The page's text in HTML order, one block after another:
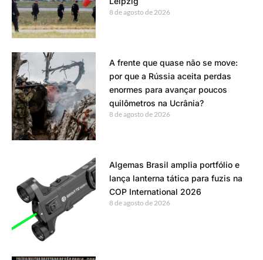
8 de agosto de 2026
A frente que quase não se move:
por que a Rússia aceita perdas
enormes para avançar poucos
quilômetros na Ucrânia?
8 de agosto de 2026
Algemas Brasil amplia portfólio e
lança lanterna tática para fuzis na
COP International 2026
8 de agosto de 2026